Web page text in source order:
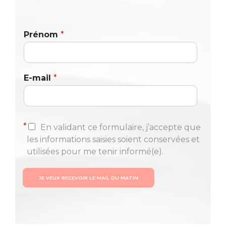
Prénom *
E-mail *
*
En validant ce formulaire, j’accepte que
les informations saisies soient conservées et
utilisées pour me tenir informé(e).
JE VEUX RECEVOIR LE MAIL DU MATIN